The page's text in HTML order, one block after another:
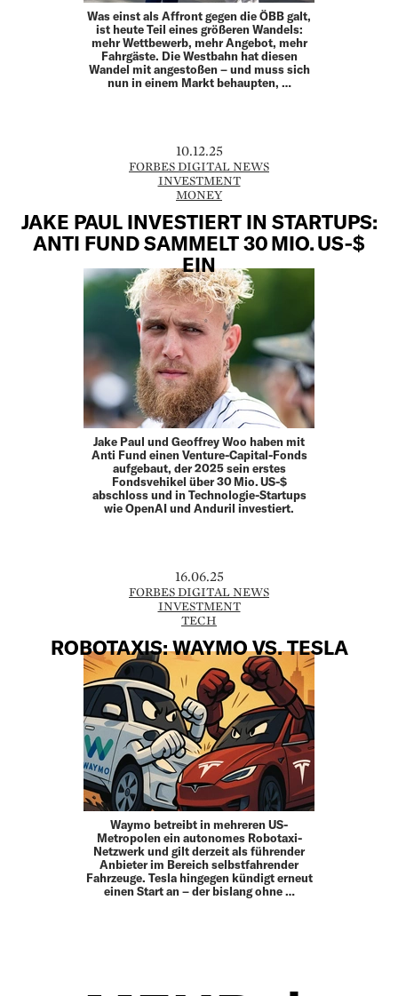
Was einst als Affront gegen die ÖBB galt,
ist heute Teil eines größeren Wandels:
mehr Wettbewerb, mehr Angebot, mehr
Fahrgäste. Die Westbahn hat diesen
Wandel mit angestoßen – und muss sich
nun in einem Markt behaupten, …
10.12.25
FORBES DIGITAL NEWS
INVESTMENT
MONEY
JAKE PAUL INVESTIERT IN STARTUPS:
ANTI FUND SAMMELT 30 MIO. US‑$
EIN
Jake Paul und Geoffrey Woo haben mit
Anti Fund einen Venture-Capital-Fonds
aufgebaut, der 2025 sein erstes
Fondsvehikel über 30 Mio. US-$
abschloss und in Technologie-Startups
wie OpenAI und Anduril investiert.
16.06.25
FORBES DIGITAL NEWS
INVESTMENT
TECH
ROBOTAXIS: WAYMO VS. TESLA
Waymo betreibt in mehreren US-
Metropolen ein autonomes Robotaxi-
Netzwerk und gilt derzeit als führender
Anbieter im Bereich selbstfahrender
Fahrzeuge. Tesla hingegen kündigt erneut
einen Start an – der bislang ohne …